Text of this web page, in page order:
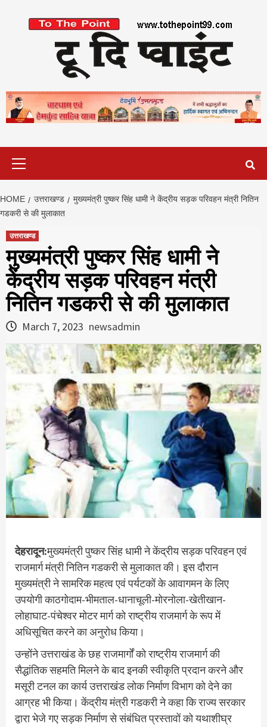
HOME उत्तराखण्ड
मुख्यमंत्री पुष्कर सिंह धामी ने केंद्रीय सड़क परिवहन मंत्री नितिन
गडकरी से की मुलाकात
उत्तराखण्ड
मुख्यमंत्री पुष्कर सिंह धामी ने
केंद्रीय सड़क परिवहन मंत्री
नितिन गडकरी से की मुलाकात
March 7, 2023 newsadmin
देहरादून:मुख्यमंत्री पुष्कर सिंह धामी ने केंद्रीय सड़क परिवहन एवं
राजमार्ग मंत्री नितिन गडकरी से मुलाकात की। इस दौरान
मुख्यमंत्री ने सामरिक महत्व एवं पर्यटकों के आवागमन के लिए
उपयोगी काठगोदाम-भीमताल-धानाचूली-मोरनोला-खेतीखान-
लोहाघाट-पंचेश्वर मोटर मार्ग को राष्ट्रीय राजमार्ग के रूप में
अधिसूचित करने का अनुरोध किया।
उन्होंने उत्तराखंड के छह राजमार्गों को राष्ट्रीय राजमार्ग की
सैद्धांतिक सहमति मिलने के बाद इनकी स्वीकृति प्रदान करने और
मसूरी टनल का कार्य उत्तराखंड लोक निर्माण विभाग को देने का
आग्रह भी किया। केंद्रीय मंत्री गडकरी ने कहा कि राज्य सरकार
द्वारा भेजे गए सड़क निर्माण से संबंधित प्रस्तावों को यथाशीघ्र